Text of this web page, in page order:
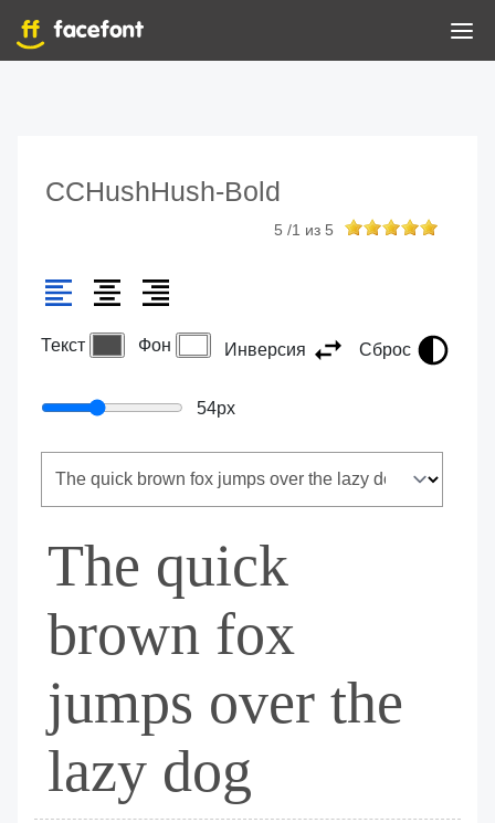
CCHushHush-Bold
5 /1 из 5
Текст Фон Инверсия Сброс
54px
The quick
brown fox
jumps over the
lazy dog